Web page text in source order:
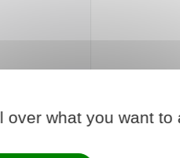
what you want to